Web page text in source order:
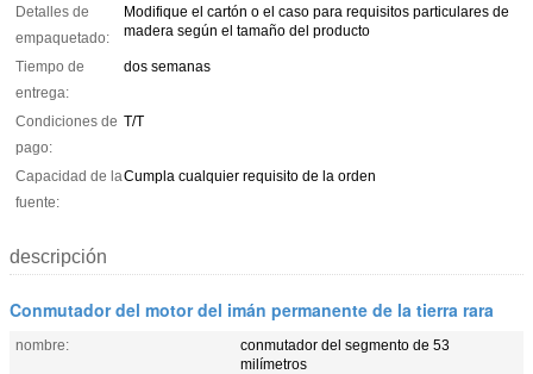
Detalles de
empaquetado:
Modifique el cartón o el caso para requisitos particulares de
madera según el tamaño del producto
Tiempo de
entrega:
dos semanas
Condiciones de
pago:
T/T
Capacidad de la
fuente:
Cumpla cualquier requisito de la orden
descripción
Conmutador del motor del imán permanente de la tierra rara
nombre:
conmutador del segmento de 53
milímetros